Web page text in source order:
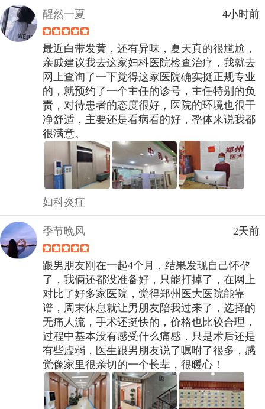
醒然一夏 4小时前
最近白带发黄，还有异味，夏天真的很尴尬，
亲戚建议我去这家妇科医院检查治疗，我就去
网上查询了一下觉得这家医院确实挺正规专业
的，就预约了一个主任的诊号，主任特别的负
责，对待患者的态度很好，医院的环境也很干
净舒适，主要还是看病看的好，整体来说我都
很满意。
妇科炎症
季节晚风 2天前
跟男朋友刚在一起4个月，结果发现自己怀孕
了，我俩还都没准备好，只能打掉了，在网上
对比了好多家医院，觉得郑州医大医院能靠
谱，周末休息就让男朋友陪我过来了，选择的
无痛人流，手术还挺快的，价格也比较合理，
过程中基本没有感受什么痛感，只是术后还是
有些虚弱，医生跟男朋友说了嘱咐了很多，感
觉像家里很亲切的一个长辈，很暖心！